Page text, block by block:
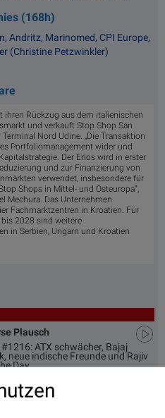
(168h)
Andritz, Marinomed, CPI Europe,
(Christine Petzwinkler)
ihren Rückzug aus dem italienischen
und verkauft Stop Shop San
Nord Udine. „Die Transaktion
Portfoliomanagement wider und
Der Erlös wird in erster
und zur Finanzierung von
verwendet, insbesondere für
Shops in Mittel- und Osteuropa“,
Mechura. Das Unternehmen
Fachmarktzentren in Kroatien. Für
2028 sind weitere
in Serbien, Ungarn und Kroatien
Plausch
ATX schwächer, Bajaj
neue indische Freunde und Rajiv
Day